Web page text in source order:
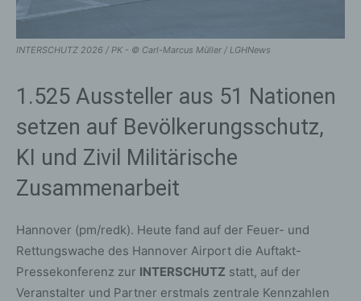
INTERSCHUTZ 2026 / PK - © Carl-Marcus Müller / LGHNews
1.525 Aussteller aus 51 Nationen
setzen auf Bevölkerungsschutz,
KI und Zivil Militärische
Zusammenarbeit
Hannover (pm/redk). Heute fand auf der Feuer- und
Rettungswache des Hannover Airport die Auftakt-
Pressekonferenz zur INTERSCHUTZ statt, auf der
Veranstalter und Partner erstmals zentrale Kennzahlen